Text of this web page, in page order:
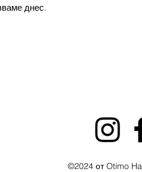
днес.
©2024 от Otimo